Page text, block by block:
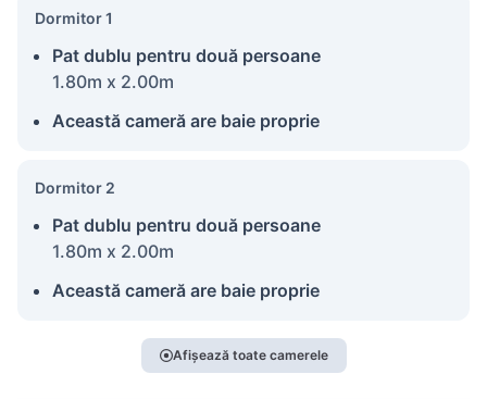
Dormitor 1
Pat dublu pentru două persoane
1.80m x 2.00m
Această cameră are baie proprie
Dormitor 2
Pat dublu pentru două persoane
1.80m x 2.00m
Această cameră are baie proprie
Afișează toate camerele